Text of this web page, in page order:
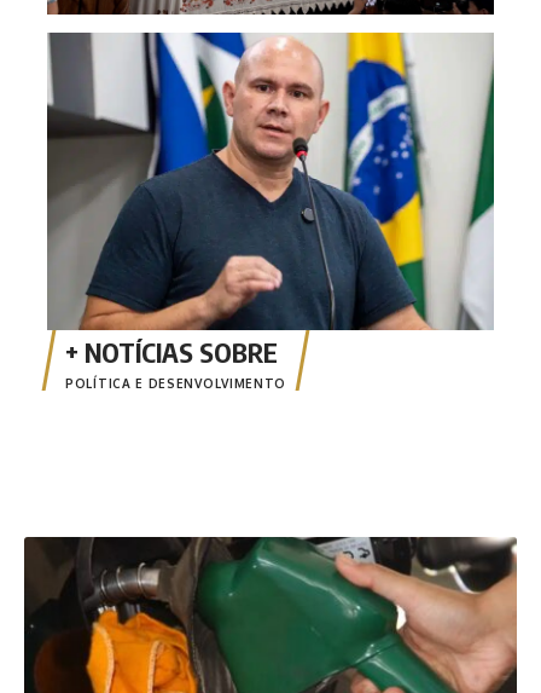
POLÍTICA E DESENVOLVIMENTO